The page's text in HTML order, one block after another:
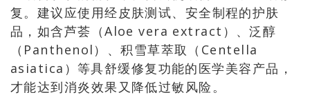
复。建议应使用经皮肤测试、安全制程的护肤
品，如含芦荟（Aloe vera extract）、泛醇
（Panthenol）、积雪草萃取（Centella
asiatica）等具舒缓修复功能的医学美容产品，
才能达到消炎效果又降低过敏风险。